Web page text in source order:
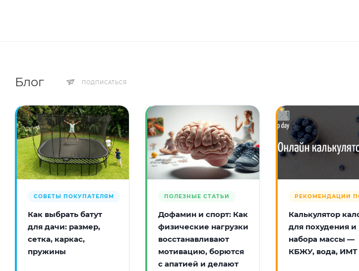
Блог ПОДПИСАТЬСЯ
СОВЕТЫ ПОКУПАТЕЛЯМ
Как выбрать батут
для дачи: размер,
сетка, каркас,
пружины
ПОЛЕЗНЫЕ СТАТЬИ
Дофамин и спорт: Как
физические нагрузки
восстанавливают
мотивацию, борются
с апатией и делают
РЕКОМЕНДАЦИИ
Калькулятор
для похудения и
набора массы —
КБЖУ, вода, ИМТ